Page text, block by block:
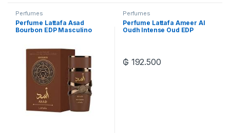
Perfumes
Perfume Lattafa Asad
Bourbon EDP Masculino
Perfumes
Perfume Lattafa Ameer Al
Oudh Intense Oud EDP
₲ 192.500